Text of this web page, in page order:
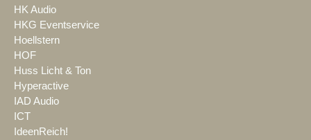
HK Audio
HKG Eventservice
Hoellstern
HOF
Huss Licht & Ton
Hyperactive
IAD Audio
ICT
IdeenReich!